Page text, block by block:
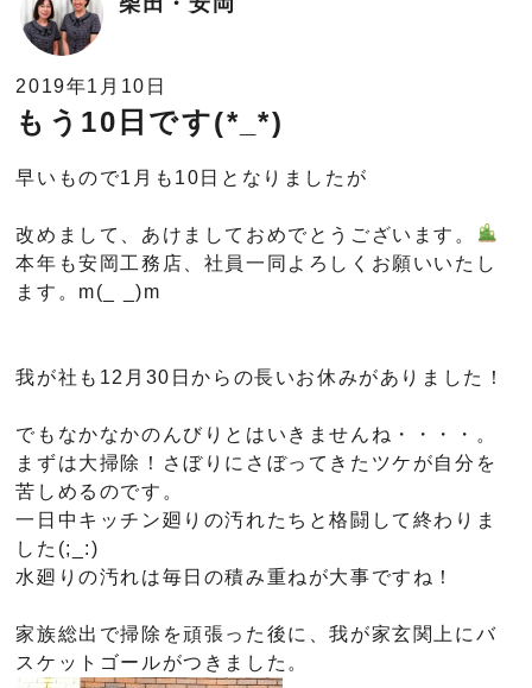
2019年1月10日
もう10日です(*_*)
早いもので1月も10日となりましたが
改めまして、あけましておめでとうございます。
本年も安岡工務店、社員一同よろしくお願いいたし
ます。m(_ _)m
我が社も12月30日からの長いお休みがありました！
でもなかなかのんびりとはいきませんね・・・・。
まずは大掃除！さぼりにさぼってきたツケが自分を
苦しめるのです。
一日中キッチン廻りの汚れたちと格闘して終わりま
した(;_:)
水廻りの汚れは毎日の積み重ねが大事ですね！
家族総出で掃除を頑張った後に、我が家玄関上にバ
スケットゴールがつきました。